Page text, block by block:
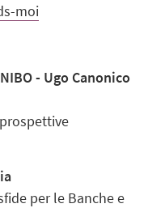
moi
- Ugo Canonico
per le Banche e